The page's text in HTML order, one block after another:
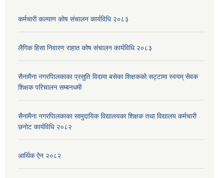
कर्मचारी कल्याण काेष संचालन कार्यविधि २०८३
लैगिक हिसा निवारण राहात कोष संचालन कार्यविधि २०८३
सैनामैना नगरपािलकाका प्रसुति विदामा बसेका शिक्षककाे सट्टामा स्वयम् सेवक
शिक्षक परिचालन सम्बनधमी
सैनामैना नगरपािलकाका सामुदायिक विद्यालयका शिक्षक तथा विद्यालय कर्मचारी
छनाेट कार्यविधि २०८२
आर्थिक ऐन २०८२